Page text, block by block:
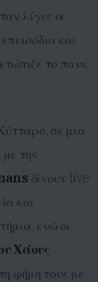
λίγες οι
και
το πανκ
σε μια
την
δίνουν live
και
ενώ οι
Χάους
φήμη τους με